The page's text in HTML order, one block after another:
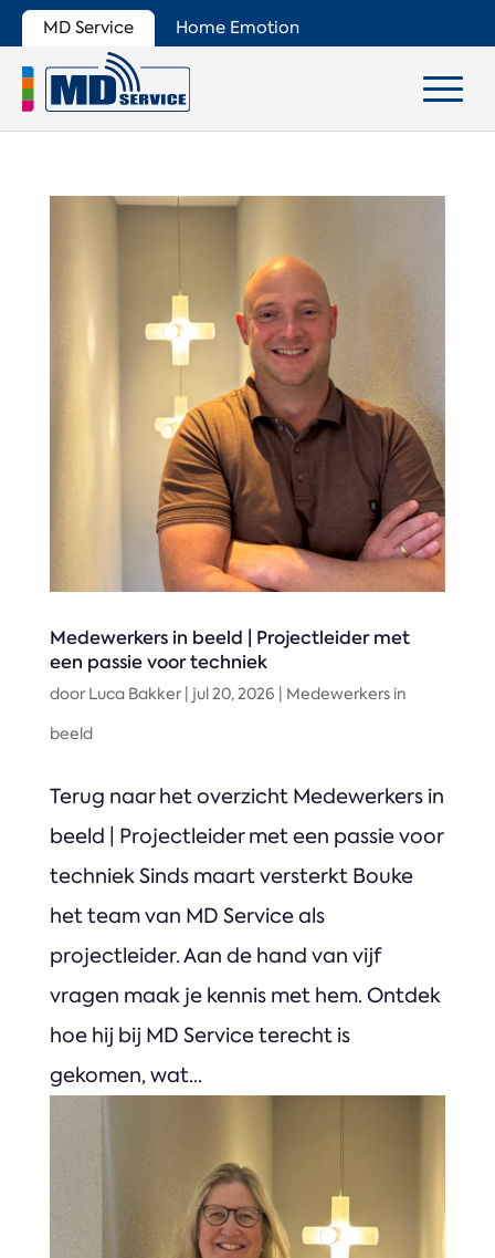
MD Service Home Emotion
Medewerkers in beeld | Projectleider met
een passie voor techniek
door Luca Bakker| jul 20, 2026
Medewerkers in
beeld
Terug naar het overzicht Medewerkers in
beeld | Projectleider met een passie voor
techniek Sinds maart versterkt Bouke
het team van MD Service als
projectleider. Aan de hand van vijf
vragen maak je kennis met hem. Ontdek
hoe hij bij MD Service terecht is
gekomen, wat...